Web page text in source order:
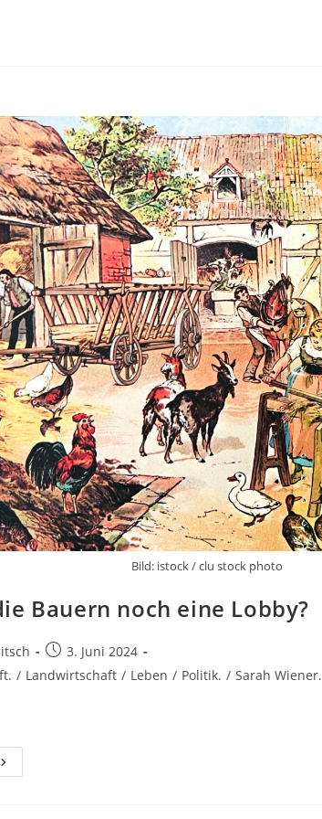
Bild: istock / clu stock photo
Bauern noch eine Lobby?
Beitrag
veröffentlicht:
3. Juni 2024
/ Landwirtschaft / Leben / Politik. / Sarah Wiener.
Haben